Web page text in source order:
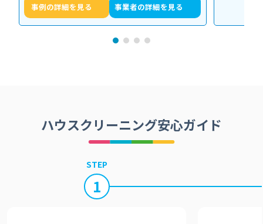
事例の詳細を見る 事業者の詳細を見る
ハウスクリーニング安心ガイド
STEP
1